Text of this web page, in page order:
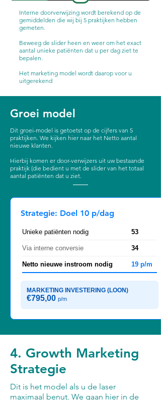
Interne doorverwijzing wordt berekend op de
gemiddelden die wij bij 5 praktijken hebben
gemeten.
Beweeg de slider heen en weer om het exact
aantal unieke patiënten dat u per dag ziet te
bepalen.
Het marketing model wordt daarop voor u
uitgerekend
Groei model
Dit groei-model is getoetst op de cijfers van 5
praktijken. We kijken hier naar het Netto aantal
nieuwe klanten.
Hierbij komen er door-verwijzers uit uw bestaande
praktijk (die bedient u met de slider van het totaal
aantal patiënten dat u ziet.
Strategie: Doel 10 p/dag
Unieke patiënten nodig 53
Via interne conversie 34
Netto nieuwe instroom nodig 19 p/m
MARKETING INVESTERING (LOON)
€795,00 p/m
4. Growth Marketing
Strategie
Dit is het model als u de laser
maximaal benut. We gaan hier in de